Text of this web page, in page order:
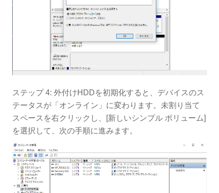
ステップ 4: 外付けHDDを初期化すると、デバイスのス
テータスが「オンライン」に変わります。未割り当て
スペースを右クリックし、[新しいシンプル ボリューム]
を選択して、次の手順に進みます。